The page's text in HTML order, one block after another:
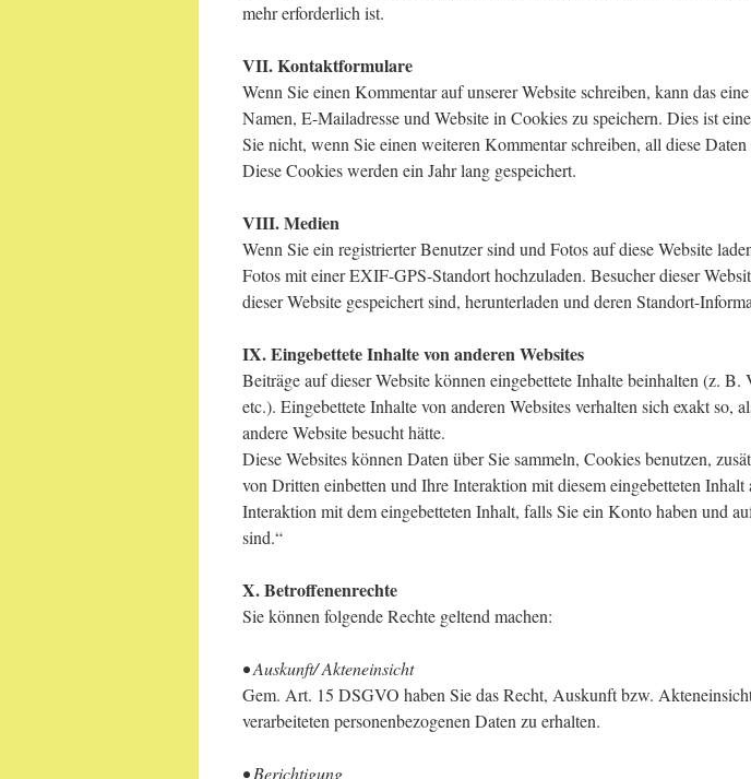
mehr erforderlich ist.
VII. Kontaktformulare
Wenn Sie einen Kommentar auf unserer Website schreiben, kann das
Namen, E-Mailadresse und Website in Cookies zu speichern. Dies ist
Sie nicht, wenn Sie einen weiteren Kommentar schreiben, all diese Daten
Diese Cookies werden ein Jahr lang gespeichert.
VIII. Medien
Wenn Sie ein registrierter Benutzer sind und Fotos auf diese Website
Fotos mit einer EXIF-GPS-Standort hochzuladen. Besucher dieser
dieser Website gespeichert sind, herunterladen und deren Standort-
IX. Eingebettete Inhalte von anderen Websites
Beiträge auf dieser Website können eingebettete Inhalte beinhalten (z.
etc.). Eingebettete Inhalte von anderen Websites verhalten sich exakt so,
andere Website besucht hätte.
Diese Websites können Daten über Sie sammeln, Cookies benutzen,
von Dritten einbetten und Ihre Interaktion mit diesem eingebetteten
Interaktion mit dem eingebetteten Inhalt, falls Sie ein Konto haben und
sind.“
X. Betroffenenrechte
Sie können folgende Rechte geltend machen:
• Auskunft/ Akteneinsicht
Gem. Art. 15 DSGVO haben Sie das Recht, Auskunft bzw.
verarbeiteten personenbezogenen Daten zu erhalten.
• Berichtigung